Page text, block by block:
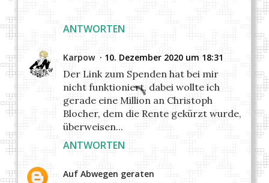
ANTWORTEN
Karpow 10. Dezember 2020 um 18:31
Der Link zum Spenden hat bei mir
nicht funktioniert, dabei wollte ich
gerade eine Million an Christoph
Blocher, dem die Rente gekürzt wurde,
überweisen...
ANTWORTEN
Auf Abwegen geraten